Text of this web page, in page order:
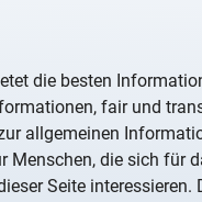
die besten
fair und
allgemeinen
Menschen, die sich für
Seite interessieren.